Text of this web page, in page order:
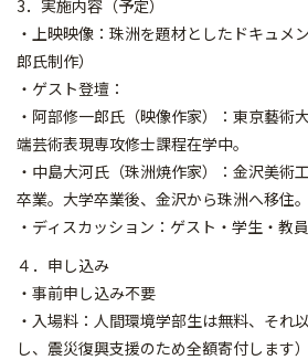
3．実施内容（予定）
・上映映像：珠洲を題材としたドキュメ
郎氏制作）
・ゲスト登壇：
・阿部修一郎氏（映像作家）：東京藝術
端芸術表現専攻修⼠課程在学中。
・中島大河氏（珠洲焼作家）：金沢美術
卒業。大学卒業後、金沢から珠洲へ移住。
・ディスカッション：ゲスト・学生・教
４．申し込み
・事前申し込み不要
・入場料：人間環境学部生は無料、それ
し、震災復興支援のため全額寄付します）